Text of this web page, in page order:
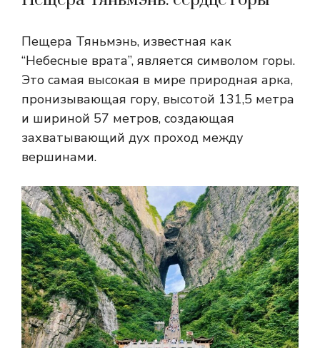
Пещера Тяньмэнь, известная как
“Небесные врата”, является символом горы.
Это самая высокая в мире природная арка,
пронизывающая гору, высотой 131,5 метра
и шириной 57 метров, создающая
захватывающий дух проход между
вершинами.